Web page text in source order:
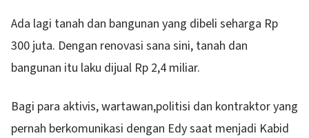
Ada lagi tanah dan bangunan yang dibeli seharga Rp
300 juta. Dengan renovasi sana sini, tanah dan
bangunan itu laku dijual Rp 2,4 miliar.
Bagi para aktivis, wartawan,politisi dan kontraktor yang
pernah berkomunikasi dengan Edy saat menjadi Kabid